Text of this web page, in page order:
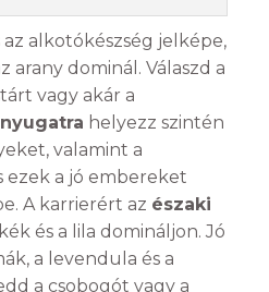
az alkotókészség jelképe,
arany dominál. Válaszd a
vagy akár a
helyezz szintén
valamint a
ezek a jó embereket
A karrierért az északi
és a lila domináljon. Jó
a levendula és a
a csobogót vagy a